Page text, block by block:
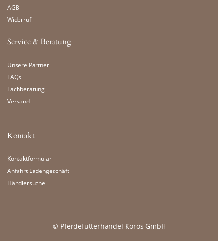
AGB
Widerruf
Service & Beratung
Unsere Partner
FAQs
Fachberatung
Versand
Kontakt
Kontaktformular
Anfahrt Ladengeschäft
Händlersuche
© Pferdefutterhandel Koros GmbH